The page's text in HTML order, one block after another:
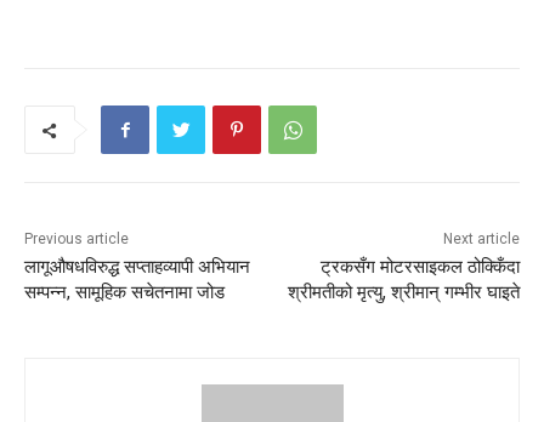
Previous article
लागूऔषधविरुद्ध सप्ताहव्यापी अभियान
सम्पन्न, सामूहिक सचेतनामा जोड
Next article
ट्रकसँग मोटरसाइकल ठोक्किँदा
श्रीमतीको मृत्यु, श्रीमान् गम्भीर घाइते